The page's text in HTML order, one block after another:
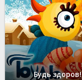
Будь здоров!